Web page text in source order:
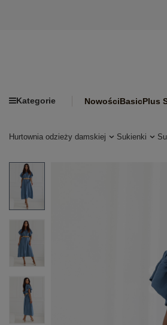
Kategorie NowościBasicPlus
Hurtownia odzieży damskiej Sukienki